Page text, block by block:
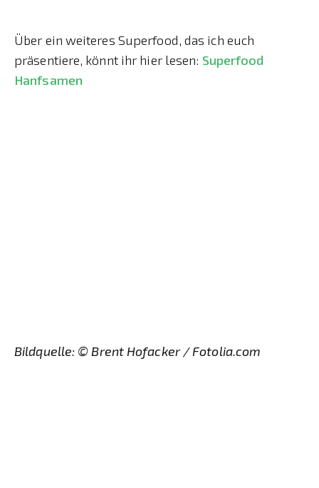
Über ein weiteres Superfood, das ich euch
präsentiere, könnt ihr hier lesen: Superfood
Hanfsamen
Bildquelle: © Brent Hofacker/ Fotolia.com